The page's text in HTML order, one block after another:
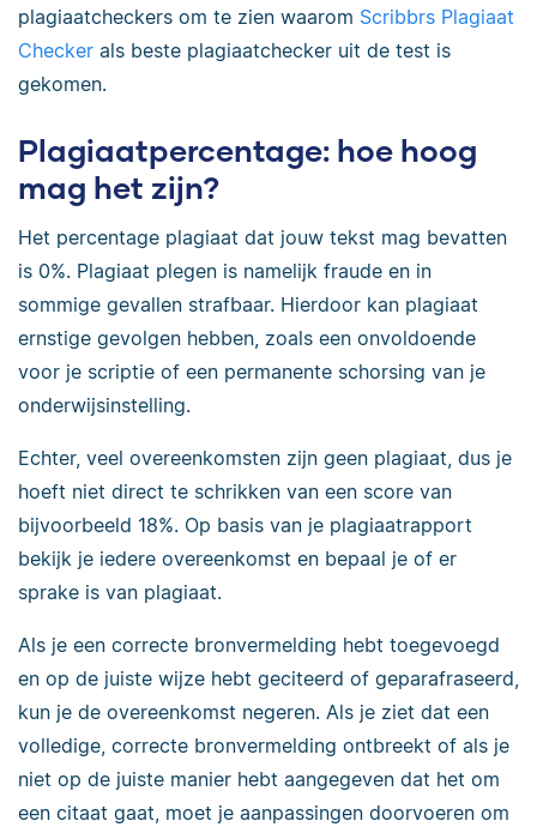
plagiaatcheckers om te zien waarom Scribbrs Plagiaat
Checker als beste plagiaatchecker uit de test is
gekomen.
Plagiaatpercentage: hoe hoog
mag het zijn?
Het percentage plagiaat dat jouw tekst mag bevatten
is 0%. Plagiaat plegen is namelijk fraude en in
sommige gevallen strafbaar. Hierdoor kan plagiaat
ernstige gevolgen hebben, zoals een onvoldoende
voor je scriptie of een permanente schorsing van je
onderwijsinstelling.
Echter, veel overeenkomsten zijn geen plagiaat, dus je
hoeft niet direct te schrikken van een score van
bijvoorbeeld 18%. Op basis van je plagiaatrapport
bekijk je iedere overeenkomst en bepaal je of er
sprake is van plagiaat.
Als je een correcte bronvermelding hebt toegevoegd
en op de juiste wijze hebt geciteerd of geparafraseerd,
kun je de overeenkomst negeren. Als je ziet dat een
volledige, correcte bronvermelding ontbreekt of als je
niet op de juiste manier hebt aangegeven dat het om
een citaat gaat, moet je aanpassingen doorvoeren om